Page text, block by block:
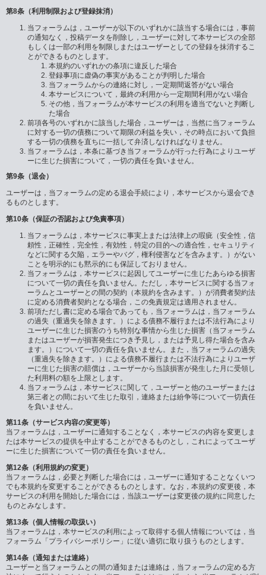
第8条（利用制限および登録抹消）
当フォーラムは，ユーザーが以下のいずれかに該当する場合には，事前
の通知なく，投稿データを削除し，ユーザーに対して本サービスの全部
もしくは一部の利用を制限しまたはユーザーとしての登録を抹消するこ
とができるものとします。
本規約のいずれかの条項に違反した場合
登録事項に虚偽の事実があることが判明した場合
当フォーラムからの連絡に対し，一定期間返答がない場合
本サービスについて，最終の利用から一定期間利用がない場合
その他，当フォーラムが本サービスの利用を適当でないと判断し
た場合
前項各号のいずれかに該当した場合，ユーザーは，当然に当フォーラム
に対する一切の債務について期限の利益を失い，その時点において負担
する一切の債務を直ちに一括して弁済しなければなりません。
当フォーラムは，本条に基づき当フォーラムが行った行為によりユーザ
ーに生じた損害について，一切の責任を負いません。
第9条（退会）
ユーザーは，当フォーラムの定める退会手続により，本サービスから退会でき
るものとします。
第10条（保証の否認および免責事項）
当フォーラムは，本サービスに事実上または法律上の瑕疵（安全性，信
頼性，正確性，完全性，有効性，特定の目的への適合性，セキュリティ
などに関する欠陥，エラーやバグ，権利侵害などを含みます。）がない
ことを明示的にも黙示的にも保証しておりません。
当フォーラムは，本サービスに起因してユーザーに生じたあらゆる損害
について一切の責任を負いません。ただし，本サービスに関する当フォ
ーラムとユーザーとの間の契約（本規約を含みます。）が消費者契約法
に定める消費者契約となる場合，この免責規定は適用されません。
前項ただし書に定める場合であっても，当フォーラムは，当フォーラム
の過失（重過失を除きます。）による債務不履行または不法行為により
ユーザーに生じた損害のうち特別な事情から生じた損害（当フォーラム
またはユーザーが損害発生につき予見し，または予見し得た場合を含み
ます。）について一切の責任を負いません。また，当フォーラムの過失
（重過失を除きます。）による債務不履行または不法行為によりユーザ
ーに生じた損害の賠償は，ユーザーから当該損害が発生した月に受領し
た利用料の額を上限とします。
当フォーラムは，本サービスに関して，ユーザーと他のユーザーまたは
第三者との間において生じた取引，連絡または紛争等について一切責任
を負いません。
第11条（サービス内容の変更等）
当フォーラムは，ユーザーに通知することなく，本サービスの内容を変更しま
たは本サービスの提供を中止することができるものとし，これによってユーザ
ーに生じた損害について一切の責任を負いません。
第12条（利用規約の変更）
当フォーラムは，必要と判断した場合には，ユーザーに通知することなくいつ
でも本規約を変更することができるものとします。なお，本規約の変更後，本
サービスの利用を開始した場合には，当該ユーザーは変更後の規約に同意した
ものとみなします。
第13条（個人情報の取扱い）
当フォーラムは，本サービスの利用によって取得する個人情報については，当
フォーラム「プライバシーポリシー」に従い適切に取り扱うものとします。
第14条（通知または連絡）
ユーザーと当フォーラムとの間の通知または連絡は，当フォーラムの定める方